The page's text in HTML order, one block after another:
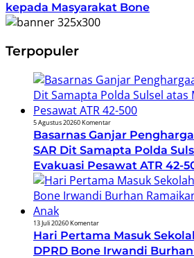
kepada Masyarakat Bone
Terpopuler
5 Agustus 20260 Komentar
Basarnas Ganjar
SAR Dit Samapta Polda
Evakuasi Pesawat ATR 42-
13 Juli 20260 Komentar
Hari Pertama Masuk
DPRD Bone Irwandi